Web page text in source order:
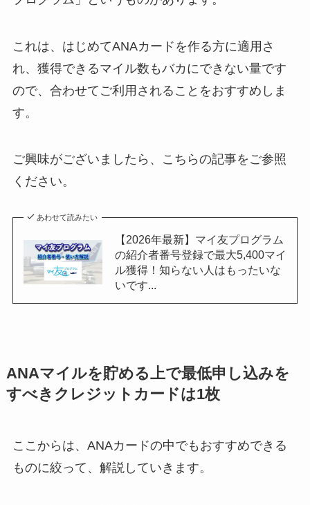
これは、はじめてANAカードを作る方に適用さ
れ、獲得できるマイル数もバカにできない量です
ので、合わせてご利用されることをおすすめしま
す。
ご興味がございましたら、こちらの記事をご参照
ください。
あわせて読みたい
【2026年最新】マイ友プログラム
の紹介者番号登録で最大5,400マイ
ル獲得！知らない人はもったいな
いです...
ANAマイルを貯める上で最低申し込みを
すべきクレジットカードは1枚
ここからは、ANAカードの中でもおすすめできる
ものに絞って、解説していきます。